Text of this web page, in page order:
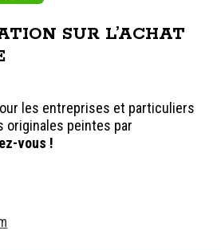
SUR L’ACHAT
les entreprises et particuliers
originales peintes par
vous !